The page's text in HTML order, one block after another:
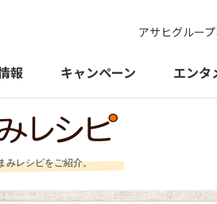
アサヒグルー
報 キャンペーン エンタ
みレシピをご紹介。